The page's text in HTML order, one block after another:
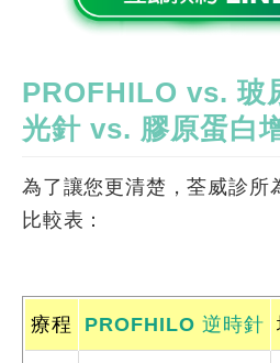
PROFHILO vs. 玻
光針 vs. 膠原蛋白
為了讓您更清楚，荃威診所
比較表：
療程 PROFHILO 逆時針